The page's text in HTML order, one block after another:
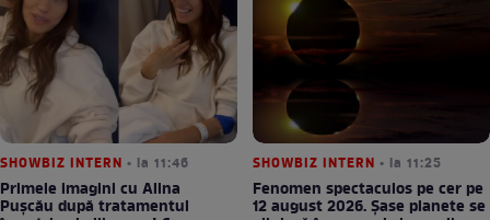
SHOWBIZ INTERN • la 11:46
Primele imagini cu Alina
Pușcău după tratamentul
SHOWBIZ INTERN • la 11:25
Fenomen spectaculos pe cer pe
12 august 2026. Șase planete se